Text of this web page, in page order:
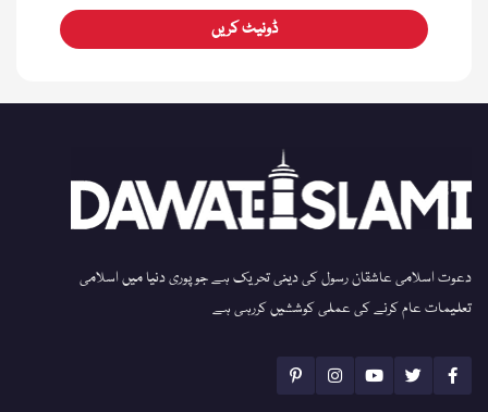
ڈونیٹ کریں
دعوت اسلامی عاشقان رسول کی دینی تحریک ہے جو پوری دنیا میں اسلامی
تعلیمات عام کرنے کی عملی کوششیں کررہی ہے